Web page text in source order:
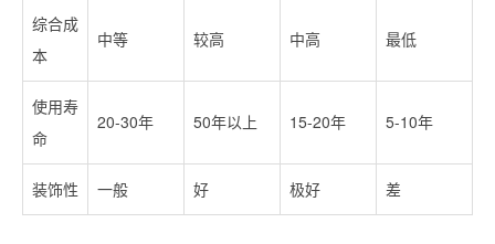
综合成
本
中等 较高 中高 最低
使用寿
命
20-30年 50年以上 15-20年 5-10年
装饰性 一般 好 极好 差